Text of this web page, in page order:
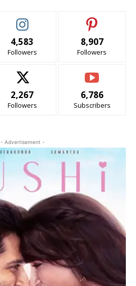
4,583
Followers
8,907
Followers
2,267
Followers
6,786
Subscribers
- Advertisement -